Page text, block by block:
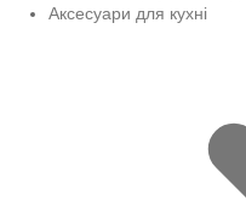
Аксесуари для кухні